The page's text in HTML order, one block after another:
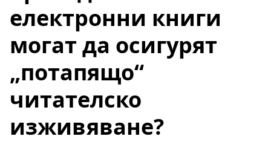
електронни книги
могат да осигурят
„потапящо“
читателско
изживяване?